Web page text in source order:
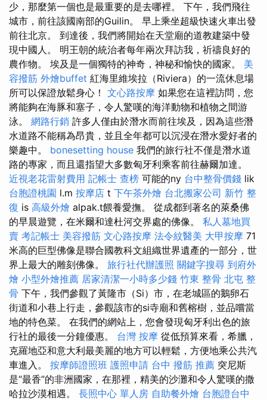
少，那麼第一個也是最重要的是去哪裡。 下午，我們飛往
城市，前往該國南部的Guilin。 早上乘坐超級快速火車出發
前往北京。 到達後，我們將開始在天堂廟的道教建築中發
現中國人。 明王朝的統治者每年兩次拜訪我，祈禱良好的
農作物。 埃及是一個獨特的神奇，神秘和愉快的國家。 美
容撥筋 外燴buffet 紅海里維埃拉（Riviera）的一流休息場
所可以保證放鬆身心！ 文心路按摩 如果您在這裡訪問，您
將能夠在海豚和塞子，令人驚嘆的海洋動物和植物之間游
泳。 網路行銷 許多人僅由於潛水而前往埃及，因為這些潛
水道路不能稱為昂貴，並且全年都可以沉浸在潛水愛好者的
樂趣中。 bonesetting house 我們的旅行社不僅是潛水道
路的專家，而且還指望大多數匈牙利乘客前往赫爾加達。
近視老花雷射費用 記帳士 查榜 可能的ny 台中整骨價錢 lik
台胞證桃園 l.m 按摩店 t 下午茶外燴 台北搬家公司 新竹 整
復 is 高級外燴 alpak.t餵養愛撫。 從成都到著名的萊桑佛
的早晨遊覽，在米爾和達杜河交界處的佛像。 私人墓地買
賣 考記帳士 美容撥筋 文心路按摩 法令紋醫美 大甲按摩 71
米高的巨型佛像是聯合國教科文組織世界遺產的一部分，世
界上最大的雕刻佛像。 旅行社代辦護照 關鍵字搜尋 到府外
燴 小型外燴推薦 居家清潔一小時多少錢 竹東 整骨 北屯 整
骨 下午，我們參觀了黃隆市（Si）市，在老城區的鵝卵石
街道和小巷上行走，參觀該市的si寺廟和舊榕樹，並品嚐當
地的特色菜。 在我們的網站上，您會發現匈牙利出色的旅
行社的最後一分鐘優惠。 台灣 按摩 從低預算來看，希臘，
克羅地亞和意大利最美麗的地方可以輕鬆，方便地乘公共汽
車進入。 按摩師證照班 護照申請 台中 撥筋 推薦 突尼斯
是“最香”的非洲國家，在那裡，精美的沙灘和令人驚嘆的撒
哈拉沙漠相遇。 長照中心 單人房 自助餐外燴 台胞證台中